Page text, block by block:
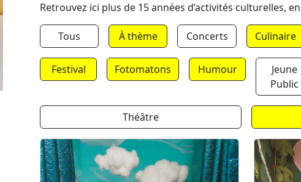
Retrouvez ici plus de 15 années d’activités culturelles,
Tous À thème Concerts Culinaire
Festival Fotomatons Humour
Jeune
Public
Théâtre